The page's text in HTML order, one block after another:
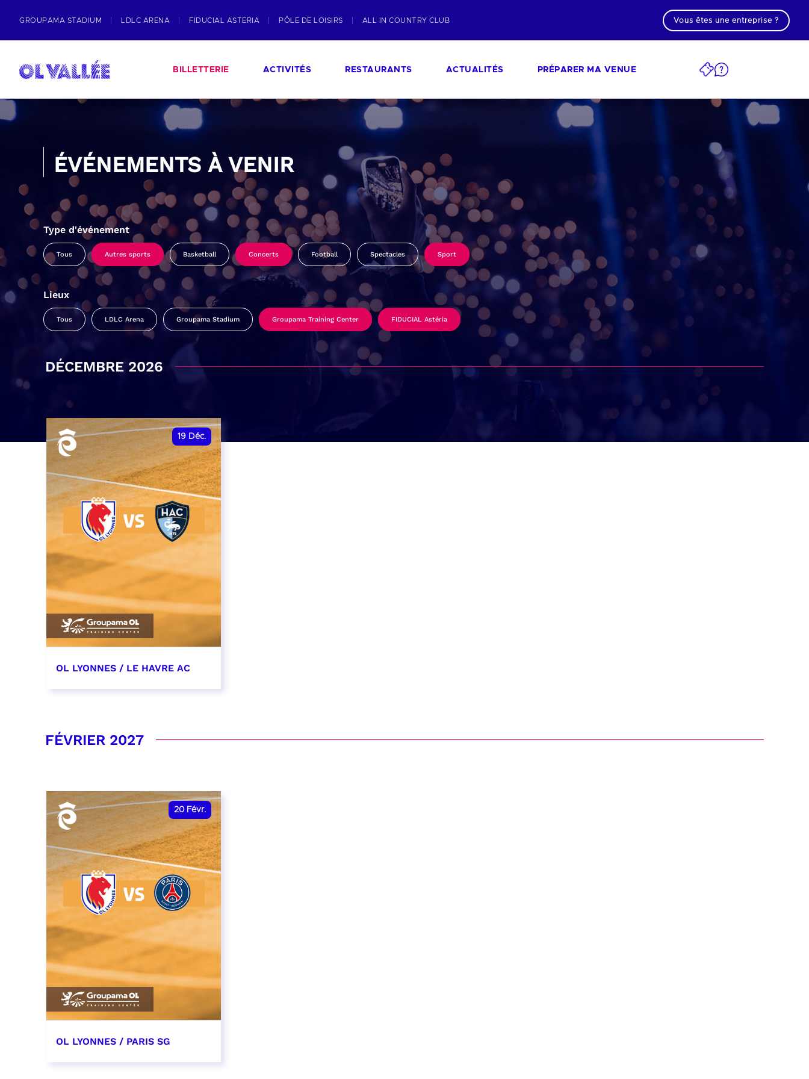
GROUPAMA STADIUM LDLC ARENA FIDUCIAL ASTERIA PÔLE DE LOISIRS ALL IN COUNTRY CLUB Vous êtes une entreprise ?
BILLETTERIE ACTIVITÉS RESTAURANTS ACTUALITÉS PRÉPARER MA VENUE
ÉVÉNEMENTS À VENIR
Type d'événement
Tous Autres sports Basketball Concerts Football Spectacles Sport
Lieux
Tous LDLC Arena Groupama Stadium Groupama Training Center FIDUCIAL Astéria
DÉCEMBRE 2026
19 Déc.
OL LYONNES / LE HAVRE AC
RÉSERVER
FÉVRIER 2027
20 Févr.
OL LYONNES / PARIS SG